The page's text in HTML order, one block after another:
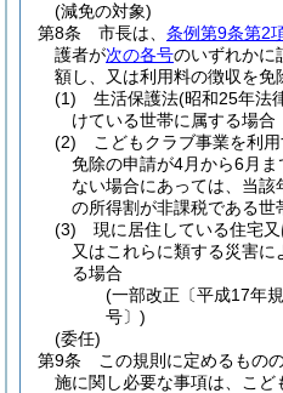
(減免の対象)
第8条
市長は、 条例第9条第2
護者が次の各号のいずれかに
額し、又は利用料の徴収を免
(1)
生活保護法(昭和25年法
けている世帯に属する場合
(2)
こどもクラブ事業を利
免除の申請が4月から6月
ない場合にあっては、当該
の所得割が非課税である世
(3)
現に居住している住宅
又はこれらに類する災害
る場合
(一部改正〔平成17年
号〕)
(委任)
第9条
この規則に定めるもの
施に関し必要な事項は、こど